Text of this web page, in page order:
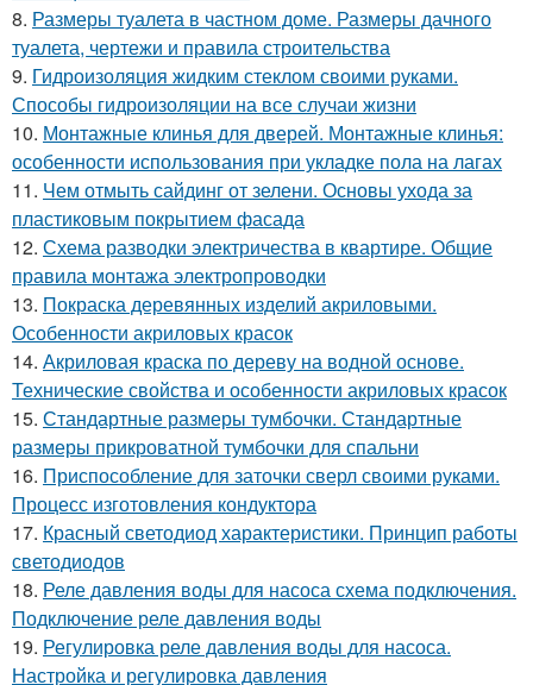
8. Размеры туалета в частном доме. Размеры дачного
туалета, чертежи и правила строительства
9. Гидроизоляция жидким стеклом своими руками.
Способы гидроизоляции на все случаи жизни
10. Монтажные клинья для дверей. Монтажные клинья:
особенности использования при укладке пола на лагах
11. Чем отмыть сайдинг от зелени. Основы ухода за
пластиковым покрытием фасада
12. Схема разводки электричества в квартире. Общие
правила монтажа электропроводки
13. Покраска деревянных изделий акриловыми.
Особенности акриловых красок
14. Акриловая краска по дереву на водной основе.
Технические свойства и особенности акриловых красок
15. Стандартные размеры тумбочки. Стандартные
размеры прикроватной тумбочки для спальни
16. Приспособление для заточки сверл своими руками.
Процесс изготовления кондуктора
17. Красный светодиод характеристики. Принцип работы
светодиодов
18. Реле давления воды для насоса схема подключения.
Подключение реле давления воды
19. Регулировка реле давления воды для насоса.
Настройка и регулировка давления